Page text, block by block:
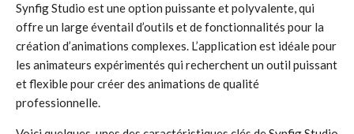
Synfig Studio est une option puissante et polyvalente, qui
offre un large éventail d’outils et de fonctionnalités pour la
création d’animations complexes. L’application est idéale pour
les animateurs expérimentés qui recherchent un outil puissant
et flexible pour créer des animations de qualité
professionnelle.